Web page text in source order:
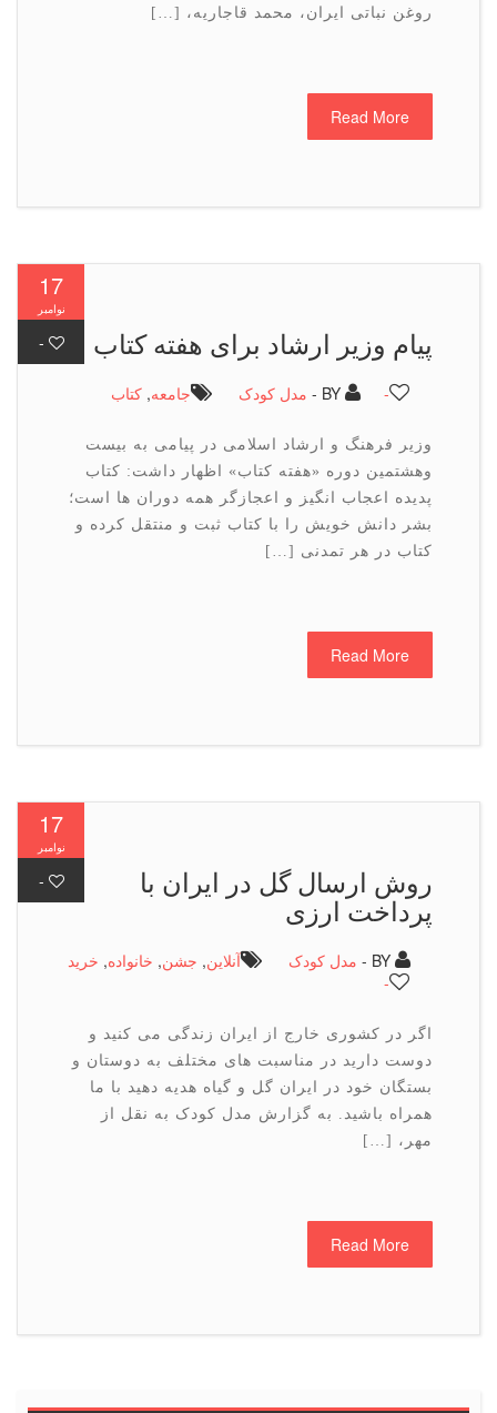
روغن نباتی ایران، محمد قاجاریه، […]
Read More
- پیام وزیر ارشاد برای هفته كتاب
BY - مدل کودک جامعه,كتاب
وزیر فرهنگ و ارشاد اسلامی در پیامی به بیست
وهشتمین دوره «هفته كتاب» اظهار داشت: كتاب
پدیده اعجاب انگیز و اعجازگر همه دوران ها است؛
بشر دانش خویش را با كتاب ثبت و منتقل كرده و
كتاب در هر تمدنی […]
Read More
روش ارسال گل در ایران با
پرداخت ارزی
مدل کودک آنلاین ,جشن,خانواده, خرید
اگر در كشوری خارج از ایران زندگی می كنید و
دوست دارید در مناسبت های مختلف به دوستان و
بستگان خود در ایران گل و گیاه هدیه دهید با ما
همراه باشید. به گزارش مدل کودک به نقل از
مهر، […]
Read More